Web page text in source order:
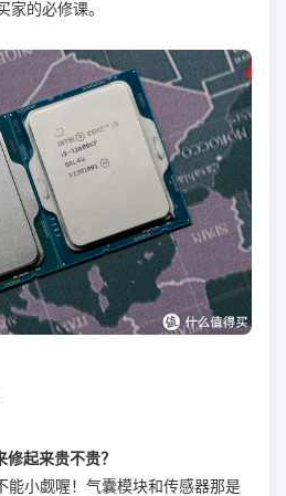
家的必修课。
起来贵不贵？
能小觑喔！气囊模块和传感器那是